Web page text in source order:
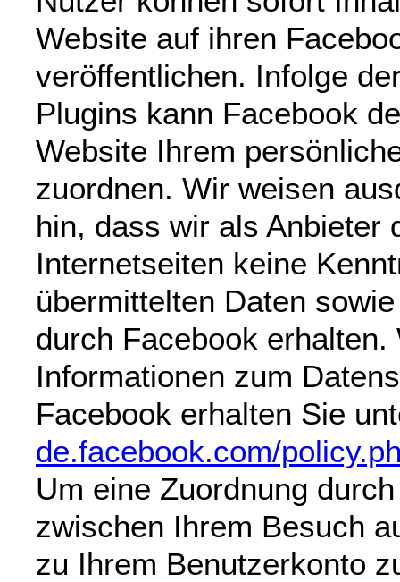
Website auf ihren
veröffentlichen. Infolge
Plugins kann Facebook
Website Ihrem
zuordnen. Wir weisen
hin, dass wir als Anbieter
Internetseiten keine
übermittelten Daten
durch Facebook erhalten.
Informationen zum
Facebook erhalten Sie
de.facebook.com/
Um eine Zuordnung
zwischen Ihrem Besuch
zu Ihrem Benutzerkonto